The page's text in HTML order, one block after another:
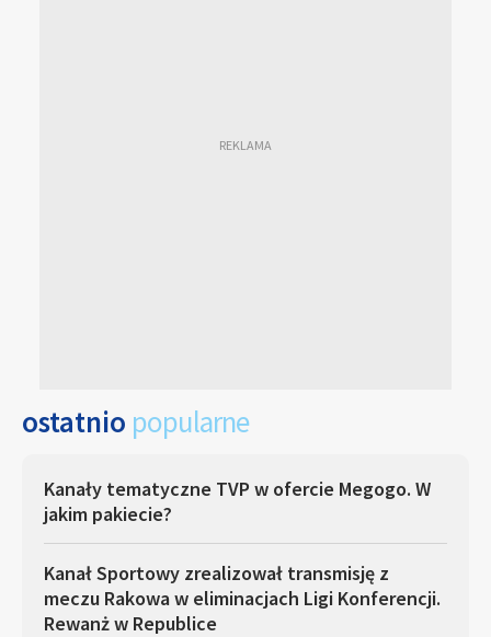
ostatnio popularne
Kanały tematyczne TVP w ofercie Megogo. W
jakim pakiecie?
Kanał Sportowy zrealizował transmisję z
meczu Rakowa w eliminacjach Ligi Konferencji.
Rewanż w Republice